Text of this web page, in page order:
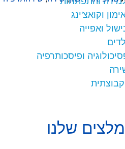
וקואצ'ינג
ואפייה
ופיסכותרפיה
שלנו